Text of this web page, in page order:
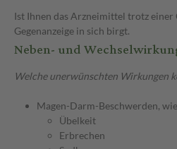
Ist Ihnen das Arzneimittel trotz einer
Gegenanzeige in sich birgt.
Neben- und
Welche unerwünschten Wirkungen
Magen-Darm-Beschwerden,
Übelkeit
Erbrechen